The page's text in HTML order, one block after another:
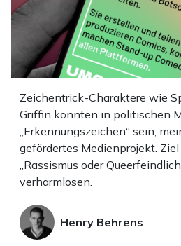
Zeichentrick-Charaktere wie
Griffin könnten in politischen
„Erkennungszeichen“ sein,
gefördertes Medienprojekt.
„Rassismus oder
verharmlosen.
Henry Behrens